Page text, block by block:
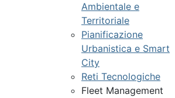
Ambientale e
Territoriale
Pianificazione
Urbanistica e Smart
City
Reti Tecnologiche
Fleet Management